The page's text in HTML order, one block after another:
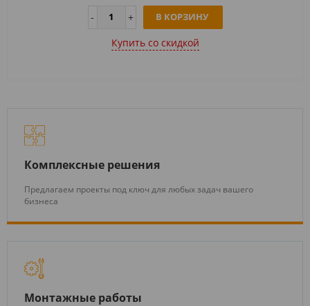
В КОРЗИНУ
Купить cо скидкой
Комплексные решения
Предлагаем проекты под ключ для любых задач вашего
бизнеса
Монтажные работы